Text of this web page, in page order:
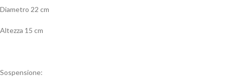
Diametro 22 cm
Altezza 15 cm
Sospensione: